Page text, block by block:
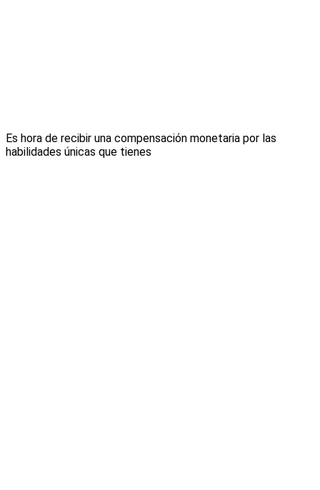
Es hora de recibir una compensación monetaria por las
habilidades únicas que tienes